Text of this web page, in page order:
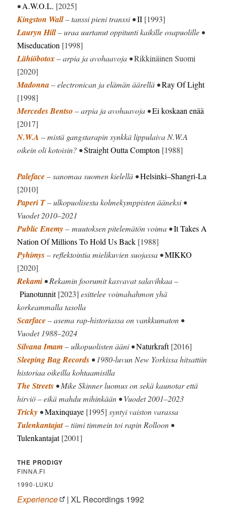
•A.W.O.L. [2025]
Kingston Wall– tanssi pieni transsi •II [1993]
Lauryn Hill– uraa uurtanut oppitunti kaikille osapuolille •
Miseducation [1998]
Lähiöbotox– arpia ja avohaavoja •Rikkinäinen Suomi
[2020]
Madonna– electronican ja elämän äärellä •Ray Of Light
[1998]
Mercedes Bentso – arpia ja avohaavoja •Ei koskaan enää
[2017]
N.W.A – mistä gangstarapin synkkä lippulaiva N.W.A
oikein oli kotoisin? •Straight Outta Compton [1988]
Paleface– sanomaa suomen kielellä •Helsinki–Shangri-La
[2010]
Paperi T– ulkopuolisesta kolmekymppisten ääneksi •
Vuodet 2010–2021
Public Enemy– muutoksen pitelemätön voima •It Takes A
Nation Of Millions To Hold Us Back [1988]
Pyhimys– reflektointia mielikuvien suojassa •MIKKO
[2020]
Rekami • Rekamin foorumit kasvavat salavihkaa –
Pianotunnit[2023] esittelee voimahahmon yhä
korkeammalla tasolla
Scarface– asema rap-historiassa on vankkumaton •
Vuodet 1988–2024
Silvana Imam– ulkopuolisten ääni •Naturkraft[2016]
Sleeping Bag Records • 1980-luvun New Yorkissa hitsattiin
historiaa oikeilla kohtaamisilla
The Streets • Mike Skinner luomus on sekä kaunotar että
hirviö – eikä mahdu mihinkään • Vuodet 2001–2023
Tricky •Maxinquaye [1995] syntyi vaiston varassa
Tulenkantajat– tiimi timmein toi rapin Rolloon •
Tulenkantajat[2001]
THE PRODIGY
FINNA.FI
1990-LUKU
Experience
| XL Recordings 1992